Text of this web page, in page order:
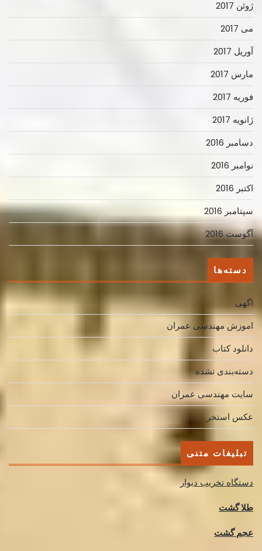
ژوئن 2017
می 2017
آوریل 2017
مارس 2017
فوریه 2017
ژانویه 2017
دسامبر 2016
نوامبر 2016
اکتبر 2016
سپتامبر 2016
آگوست 2016
دسته‌ها
اگهی
اموزش مهندسی عمران
دانلود کتاب
دسته‌بندی نشده
سایت مهندسی عمران
عکس استخر
تبلیغات متنی
دستگاه تخریب دیوار
طلا گشت
عجم گشت